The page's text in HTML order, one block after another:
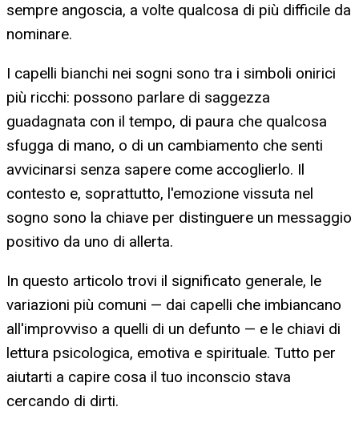
sempre angoscia, a volte qualcosa di più difficile da
nominare.
I capelli bianchi nei sogni sono tra i simboli onirici
più ricchi: possono parlare di saggezza
guadagnata con il tempo, di paura che qualcosa
sfugga di mano, o di un cambiamento che senti
avvicinarsi senza sapere come accoglierlo. Il
contesto e, soprattutto, l'emozione vissuta nel
sogno sono la chiave per distinguere un messaggio
positivo da uno di allerta.
In questo articolo trovi il significato generale, le
variazioni più comuni — dai capelli che imbiancano
all'improvviso a quelli di un defunto — e le chiavi di
lettura psicologica, emotiva e spirituale. Tutto per
aiutarti a capire cosa il tuo inconscio stava
cercando di dirti.